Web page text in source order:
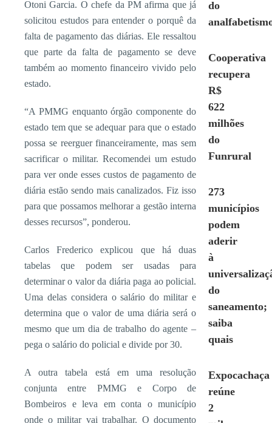
Otoni Garcia. O chefe da PM afirma que já
solicitou estudos para entender o porquê da
falta de pagamento das diárias. Ele ressaltou
que parte da falta de pagamento se deve
também ao momento financeiro vivido pelo
estado.
“A PMMG enquanto órgão componente do
estado tem que se adequar para que o estado
possa se reerguer financeiramente, mas sem
sacrificar o militar. Recomendei um estudo
para ver onde esses custos de pagamento de
diária estão sendo mais canalizados. Fiz isso
para que possamos melhorar a gestão interna
desses recursos”, ponderou.
Carlos Frederico explicou que há duas
tabelas que podem ser usadas para
determinar o valor da diária paga ao policial.
Uma delas considera o salário do militar e
determina que o valor de uma diária será o
mesmo que um dia de trabalho do agente –
pega o salário do policial e divide por 30.
A outra tabela está em uma resolução
conjunta entre PMMG e Corpo de
Bombeiros e leva em conta o município
onde o militar vai trabalhar. O documento
do
Cooperativa
recupera
R$
622
milhões
do
Funrural
273
municípios
podem
aderir
à
do
saneamento;
saiba
quais
Expocachaça
reúne
2